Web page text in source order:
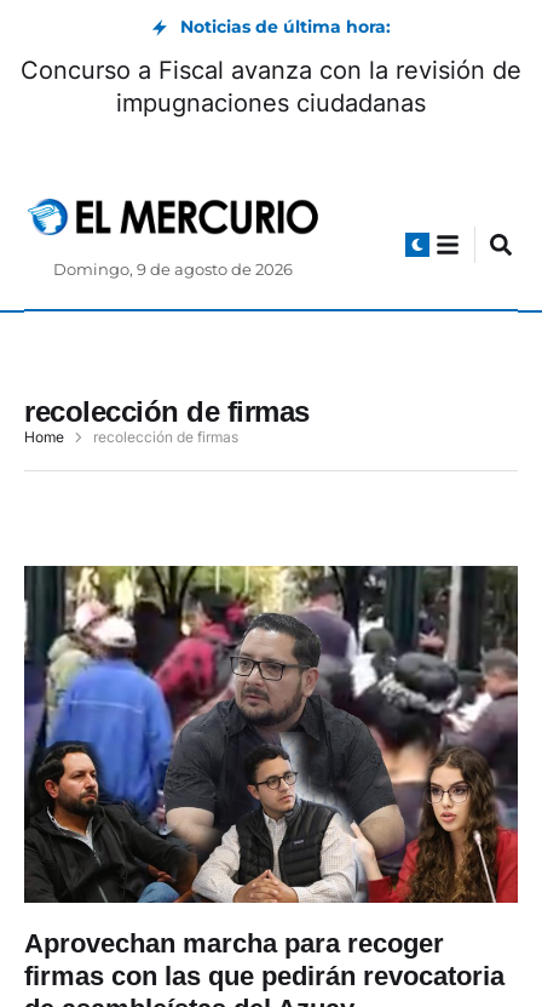
Noticias de última hora:
Concurso a Fiscal avanza con la revisión de
impugnaciones ciudadanas
Domingo, 9 de agosto de 2026
recolección de firmas
Home recolección de firmas
Aprovechan marcha para recoger
firmas con las que pedirán revocatoria